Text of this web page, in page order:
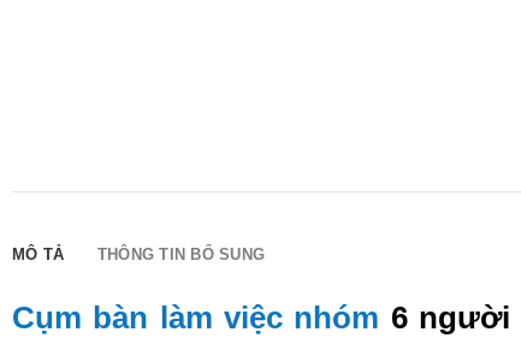
MÔ TẢ THÔNG TIN BỔ SUNG
Cụm bàn làm việc nhóm 6 người